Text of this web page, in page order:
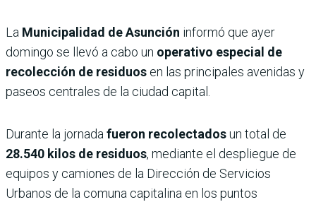
La Municipalidad de Asunción informó que ayer
domingo se llevó a cabo un operativo especial de
recolección de residuos en las principales avenidas y
paseos centrales de la ciudad capital.
Durante la jornadafueron recolectadosun total de
28.540 kilos de residuos, mediante el despliegue de
equipos y camiones de la Dirección de Servicios
Urbanos de la comuna capitalina en los puntos